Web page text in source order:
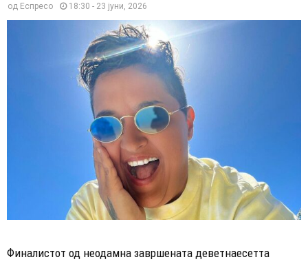
од Еспресо 18:30 - 23 јуни, 2026
Финалистот од неодамна завршената деветнаесетта